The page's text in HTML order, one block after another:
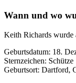
Wann und wo
Keith Richards wurde
Geburtsdatum: 18.
Sternzeichen: Schütze
Geburtsort: Dartford,